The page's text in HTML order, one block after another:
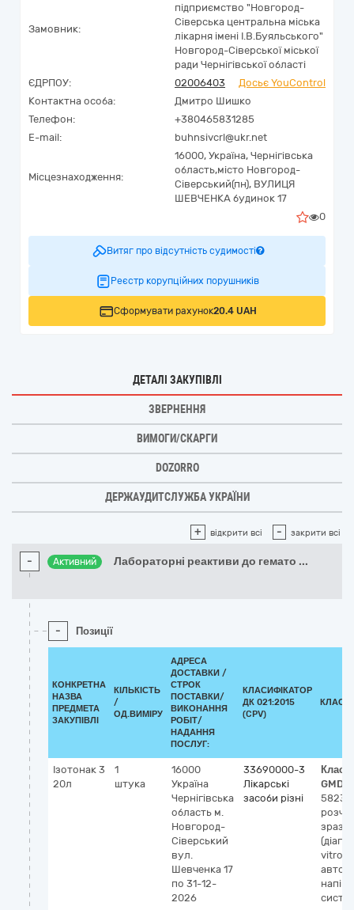
Замовник:
підприємство "Новгород-
Сіверська центральна міська
лікарня імені І.В.Буяльського"
Новгород-Сіверської міської
ради Чернігівської області
ЄДРПОУ:
02006403
Досьє YouControl
Контактна особа:
Дмитро Шишко
Телефон:
+380465831285
E-mail:
buhnsivcrl@ukr.net
Місцезнаходження:
16000, Україна, Чернігівська
область,місто Новгород-
Сіверський(пн), ВУЛИЦЯ
ШЕВЧЕНКА будинок 17
0
Витяг про відсутність судимості
Реєстр корупційних порушників
Сформувати рахунок20.4 UAH
ДЕТАЛІ ЗАКУПІВЛІ
ЗВЕРНЕННЯ
ВИМОГИ/СКАРГИ
DOZORRO
ДЕРЖАУДИТСЛУЖБА УКРАЇНИ
+ відкрити всі - закрити всі
- Активний Лабораторні реактиви до гемато ...
- Позиції
КОНКРЕТНА
НАЗВА
ПРЕДМЕТА
ЗАКУПІВЛІ
КІЛЬКІСТЬ
/
ОД.ВИМІРУ
АДРЕСА
ДОСТАВКИ /
СТРОК
ПОСТАВКИ/
ВИКОНАННЯ
РОБІТ/
НАДАННЯ
ПОСЛУГ:
КЛАСИФІКАТОР
ДК 021:2015
(CPV)
Ізотонак 3
20л
1
штука
16000
Україна
Чернігівська
область м.
Новгород-
Сіверський
вул.
Шевченка 17
по 31-12-
2026
33690000-3
Лікарські
засоби різні
58237
vitro),